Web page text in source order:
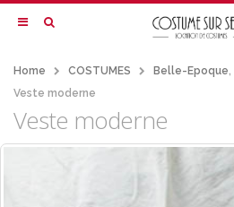
Home COSTUMES Belle-Epoque,
Veste moderne
Veste moderne